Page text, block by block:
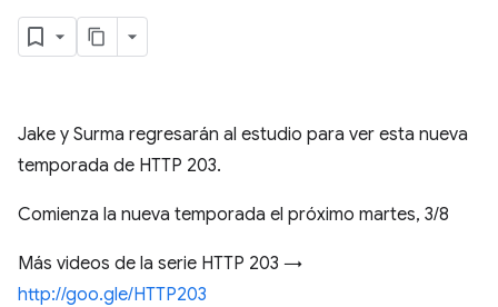
Jake y Surma regresarán al estudio para ver esta nueva
temporada de HTTP 203.
Comienza la nueva temporada el próximo martes, 3/8
Más videos de la serie HTTP 203 →
http://goo.gle/HTTP203